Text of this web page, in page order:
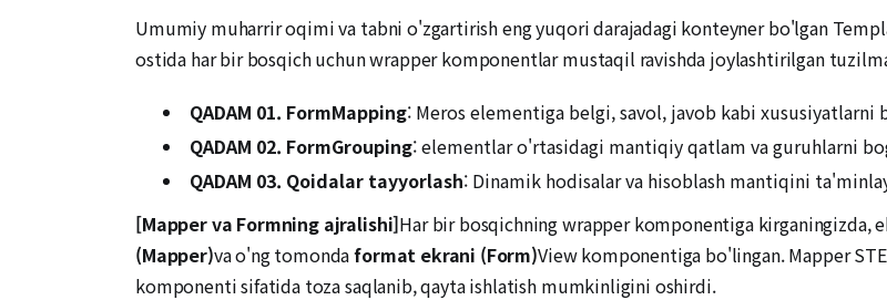
Umumiy muharrir oqimi va tabni o'zgartirish eng yuqori darajadagi konteyner bo'lgan
ostida har bir bosqich uchun wrapper komponentlar mustaqil ravishda joylashtirilgan
QADAM 01. FormMapping: Meros elementiga belgi, savol, javob kabi xususiyatlarni
QADAM 02. FormGrouping: elementlar o'rtasidagi mantiqiy qatlam va guruhlarni
QADAM 03. Qoidalar tayyorlash: Dinamik hodisalar va hisoblash mantiqini
[Mapper va Formning ajralishi]Har bir bosqichning wrapper komponentiga kirganingizda,
(Mapper)va o'ng tomondaformat ekrani (Form)View komponentiga bo'lingan. Mapper
komponenti sifatida toza saqlanib, qayta ishlatish mumkinligini oshirdi.